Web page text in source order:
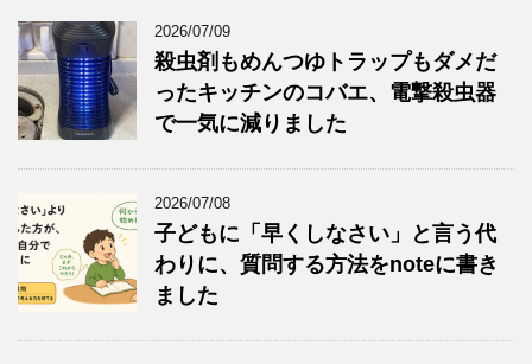
2026/07/09
殺虫剤もめんつゆトラップもダメだ
ったキッチンのコバエ、電撃殺虫器
で一気に減りました
2026/07/08
子どもに「早くしなさい」と言う代
わりに、質問する方法をnoteに書き
ました